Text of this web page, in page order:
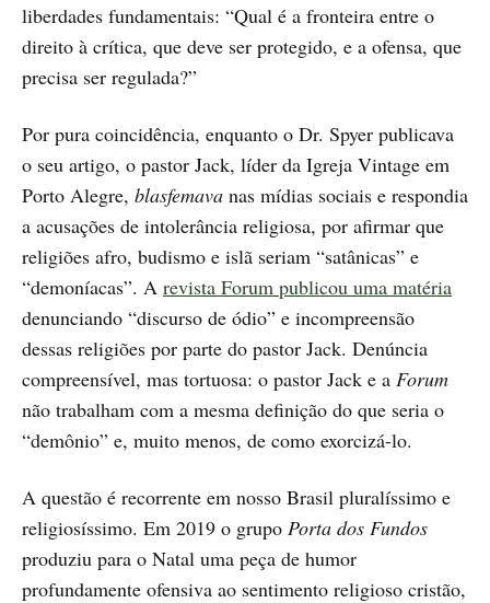
liberdades fundamentais: “Qual é a fronteira entre o
direito à crítica, que deve ser protegido, e a ofensa, que
precisa ser regulada?”
Por pura coincidência, enquanto o Dr. Spyer publicava
o seu artigo, o pastor Jack, líder da Igreja Vintage em
Porto Alegre, blasfemava nas mídias sociais e respondia
a acusações de intolerância religiosa, por afirmar que
religiões afro, budismo e islã seriam “satânicas” e
“demoníacas”. A revista Forum publicou uma matéria
denunciando “discurso de ódio” e incompreensão
dessas religiões por parte do pastor Jack. Denúncia
compreensível, mas tortuosa: o pastor Jack e a Forum
não trabalham com a mesma definição do que seria o
“demônio” e, muito menos, de como exorcizá-lo.
A questão é recorrente em nosso Brasil pluralíssimo e
religiosíssimo. Em 2019 o grupo Porta dos Fundos
produziu para o Natal uma peça de humor
profundamente ofensiva ao sentimento religioso cristão,